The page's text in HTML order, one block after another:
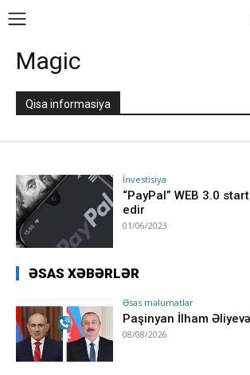
Magic
Qisa informasiya
İnvestisiya
“PayPal” WEB 3.0
edir
01/06/2023
ƏSAS XƏBƏRLƏR
Əsas məlumatlar
Paşinyan İlham
08/08/2026